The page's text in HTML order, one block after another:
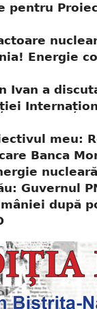
pentru
Energie
Ivan a
meu:
Banca
Guvernul
după